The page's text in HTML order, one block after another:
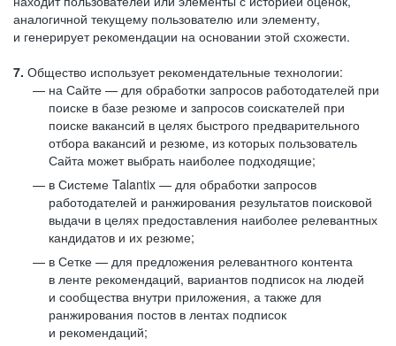
аналогичной текущему пользователю или элементу,
и генерирует рекомендации на основании этой схожести.
7. Общество использует рекомендательные технологии:
на Сайте — для обработки запросов работодателей при
поиске в базе резюме и запросов соискателей при
поиске вакансий в целях быстрого предварительного
отбора вакансий и резюме, из которых пользователь
Сайта может выбрать наиболее подходящие;
в Системе Talantix — для обработки запросов
работодателей и ранжирования результатов поисковой
выдачи в целях предоставления наиболее релевантных
кандидатов и их резюме;
в Сетке — для предложения релевантного контента
в ленте рекомендаций, вариантов подписок на людей
и сообщества внутри приложения, а также для
ранжирования постов в лентах подписок
и рекомендаций;